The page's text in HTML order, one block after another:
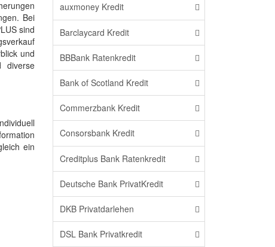
Bei
sind
und
diverse
ein
auxmoney Kredit
Barclaycard Kredit
BBBank Ratenkredit
Bank of Scotland Kredit
Commerzbank Kredit
Consorsbank Kredit
Creditplus Bank Ratenkredit
Deutsche Bank PrivatKredit
DKB Privatdarlehen
DSL Bank Privatkredit